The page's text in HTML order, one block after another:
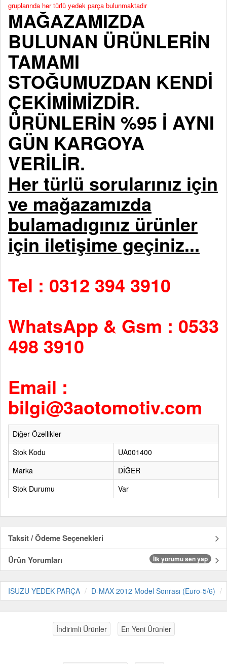
gruplarında her türlü yedek parça bulunmaktadır
MAĞAZAMIZDA
BULUNAN ÜRÜNLERİN
TAMAMI
STOĞUMUZDAN KENDİ
ÇEKİMİMİZDİR.
ÜRÜNLERİN %95 İ AYNI
GÜN KARGOYA
VERİLİR.
Her türlü sorularınız için
ve mağazamızda
bulamadıgınız ürünler
için iletişime geçiniz...
Tel : 0312 394 3910
WhatsApp & Gsm : 0533
498 3910
Email :
bilgi@3aotomotiv.com
Diğer Özellikler
Stok Kodu
UA001400
Marka
DİĞER
Stok Durumu
Var
Taksit / Ödeme Seçenekleri
Ürün Yorumları
İlk yorumu sen yap
ISUZU YEDEK PARÇA D-MAX 2012 Model Sonrası (Euro-5/6)
İndirimli Ürünler En Yeni Ürünler